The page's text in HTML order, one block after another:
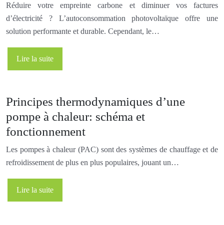
Réduire votre empreinte carbone et diminuer vos factures
d’électricité ? L’autoconsommation photovoltaïque offre une
solution performante et durable. Cependant, le…
Lire la suite
Principes thermodynamiques d’une
pompe à chaleur: schéma et
fonctionnement
Les pompes à chaleur (PAC) sont des systèmes de chauffage et de
refroidissement de plus en plus populaires, jouant un…
Lire la suite